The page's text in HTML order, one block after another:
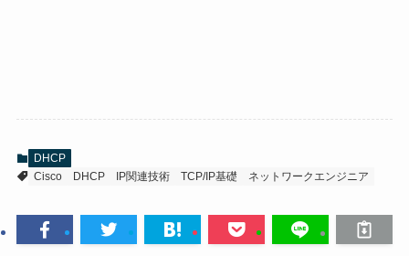
DHCP
Cisco
DHCP IP関連技術 TCP/IP基礎 ネットワークエンジニア